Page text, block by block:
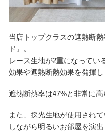
当店トップクラスの遮熱断
ド』。
レース生地が2重になってい
効果や遮熱断熱効果を発揮し
遮熱断熱率は47%と非常に高
また、採光生地が使用され
しながら明るいお部屋を演出